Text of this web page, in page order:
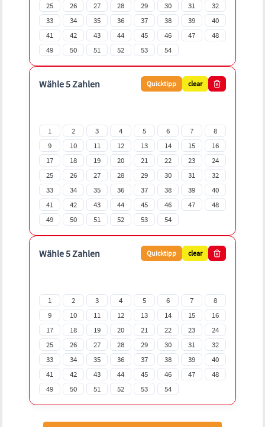
25
26 27 28 29 30 31
32
33
34 35 36 37 38 39
40
41
42 43 44 45 46 47
48
49
50 51 52 53 54
Wähle 5 Zahlen Quicktipp clear
1 2 3 4 5 6 7
8
9
10 11 12 13 14 15
16
17
18 19 20 21 22 23
24
25
26 27 28 29 30 31
32
33
34 35 36 37 38 39
40
41
42 43 44 45 46 47
48
49
50 51 52 53 54
Wähle 5 Zahlen Quicktipp clear
1 2 3 4 5 6 7
8
9
10 11 12 13 14 15
16
17
18 19 20 21 22 23
24
25
26 27 28 29 30 31
32
33
34 35 36 37 38 39
40
41
42 43 44 45 46 47
48
49
50 51 52 53 54